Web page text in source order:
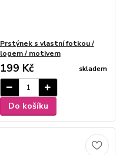
Prstýnek s vlastní fotkou /
logem / motivem
199 Kč skladem
Do košíku